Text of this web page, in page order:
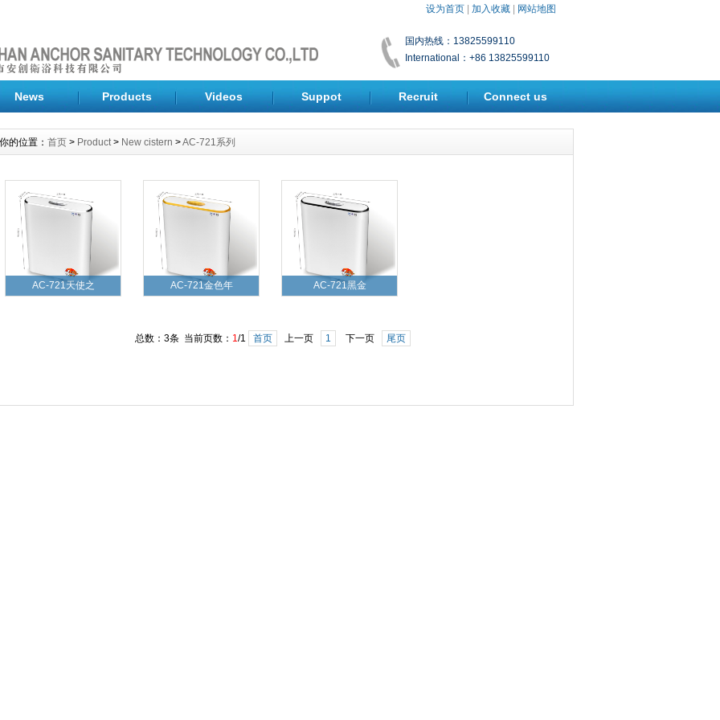
设为首页| 加入收藏| 网站地图
国内热线：13825599110
International：+86 13825599110
News Products Videos Suppot Recruit Connect us
你的位置： 首页 > Product> New cistern >AC-721系列
AC-721天使之 AC-721金色年 AC-721黑金
总数：3条 当前页数： 1/1 首页 上一页 1 下一页 尾页